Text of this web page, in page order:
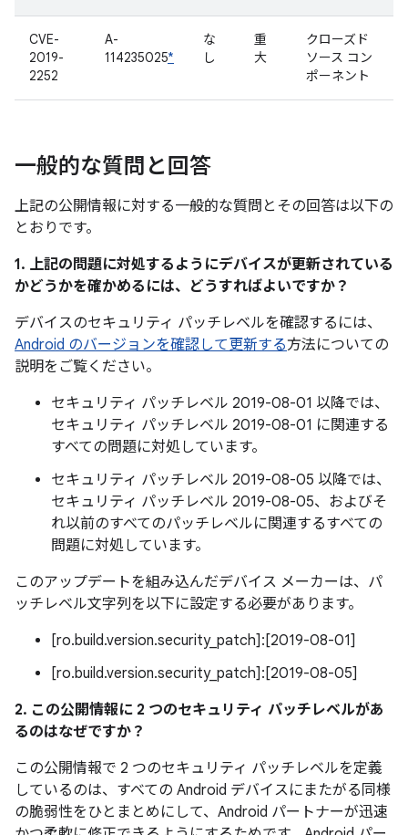
CVE-
2019-
2252
A-
114235025*
な
し
重
大
クローズド
ソース コン
ポーネント
一般的な質問と回答
上記の公開情報に対する一般的な質問とその回答は以下の
とおりです。
1. 上記の問題に対処するようにデバイスが更新されている
かどうかを確かめるには、どうすればよいですか？
デバイスのセキュリティ パッチレベルを確認するには、
Android のバージョンを確認して更新する方法についての
説明をご覧ください。
セキュリティ パッチレベル 2019-08-01 以降では、
セキュリティ パッチレベル 2019-08-01 に関連する
すべての問題に対処しています。
セキュリティ パッチレベル 2019-08-05 以降では、
セキュリティ パッチレベル 2019-08-05、およびそ
れ以前のすべてのパッチレベルに関連するすべての
問題に対処しています。
このアップデートを組み込んだデバイス メーカーは、パ
ッチレベル文字列を以下に設定する必要があります。
[ro.build.version.security_patch]:[2019-08-01]
[ro.build.version.security_patch]:[2019-08-05]
2. この公開情報に 2 つのセキュリティ パッチレベルがあ
るのはなぜですか？
この公開情報で 2 つのセキュリティ パッチレベルを定義
しているのは、すべての Android デバイスにまたがる同様
の脆弱性をひとまとめにして、Android パートナーが迅速